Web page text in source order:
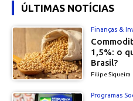
ÚLTIMAS NOTÍCIAS
Finanças &
1,5%: o
Brasil?
Filipe Siqueira
Programas